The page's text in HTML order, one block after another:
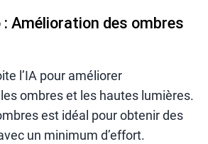
Amélioration des ombres
l’IA pour améliorer
ombres et les hautes lumières.
est idéal pour obtenir des
un minimum d’effort.